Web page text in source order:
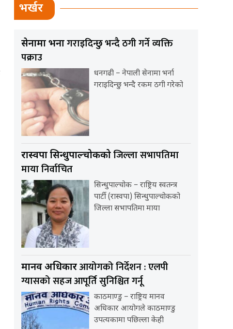
भर्खर
सेनामा भर्नागराइदिन्छु भन्दै ठगी गर्ने व्यक्ति
पक्राउ
धनगढी – नेपाली सेनामा भर्ना
गराइदिन्छु भन्दै रकम ठगी गरेको
रास्वपा सिन्धुपाल्चोककोजिल्ला सभापतिमा
माया निर्वाचित
सिन्धुपाल्चोक – राष्ट्रिय स्वतन्त्र
पार्टी (रास्वपा) सिन्धुपाल्चोकको
जिल्ला सभापतिमा माया
मानव अधिकारआयोगको निर्देशन : एलपी
ग्यासको सहज आपूर्ति सुनिश्चित गर्नू
काठमाण्डु – राष्ट्रिय मानव
अधिकार आयोगले काठमाण्डु
उपत्यकामा पछिल्ला केही